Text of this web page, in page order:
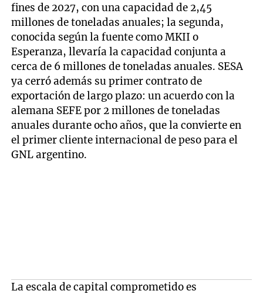
fines de 2027, con una capacidad de 2,45
millones de toneladas anuales; la segunda,
conocida según la fuente como MKII o
Esperanza, llevaría la capacidad conjunta a
cerca de 6 millones de toneladas anuales. SESA
ya cerró además su primer contrato de
exportación de largo plazo: un acuerdo con la
alemana SEFE por 2 millones de toneladas
anuales durante ocho años, que la convierte en
el primer cliente internacional de peso para el
GNL argentino.
La escala de capital comprometido es